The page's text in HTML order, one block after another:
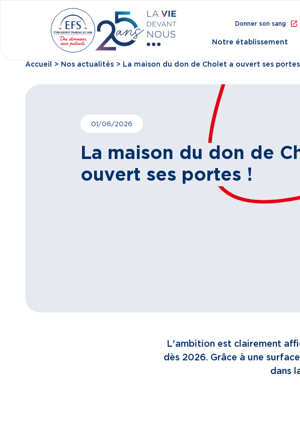
Donner son sang
Notre établissement
Fil d'Ariane
Accueil Nos actualités La maison du don de Cholet a ouvert ses portes
01/06/2026
La maison du don de
ouvert ses portes !
L'ambition est clairement
dès 2026. Grâce à une
dans